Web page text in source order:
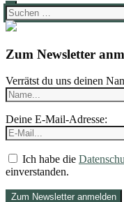
Suchen
nach:
Zum Newsletter
Verrätst du uns deinen
Deine E-Mail-Adresse:
Ich habe die
einverstanden.